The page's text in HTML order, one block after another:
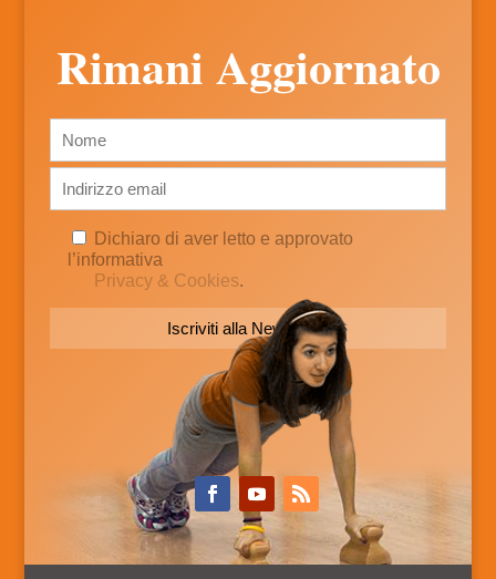
Rimani Aggiornato
Dichiaro di aver letto e approvato
l’informativa
Privacy & Cookies.